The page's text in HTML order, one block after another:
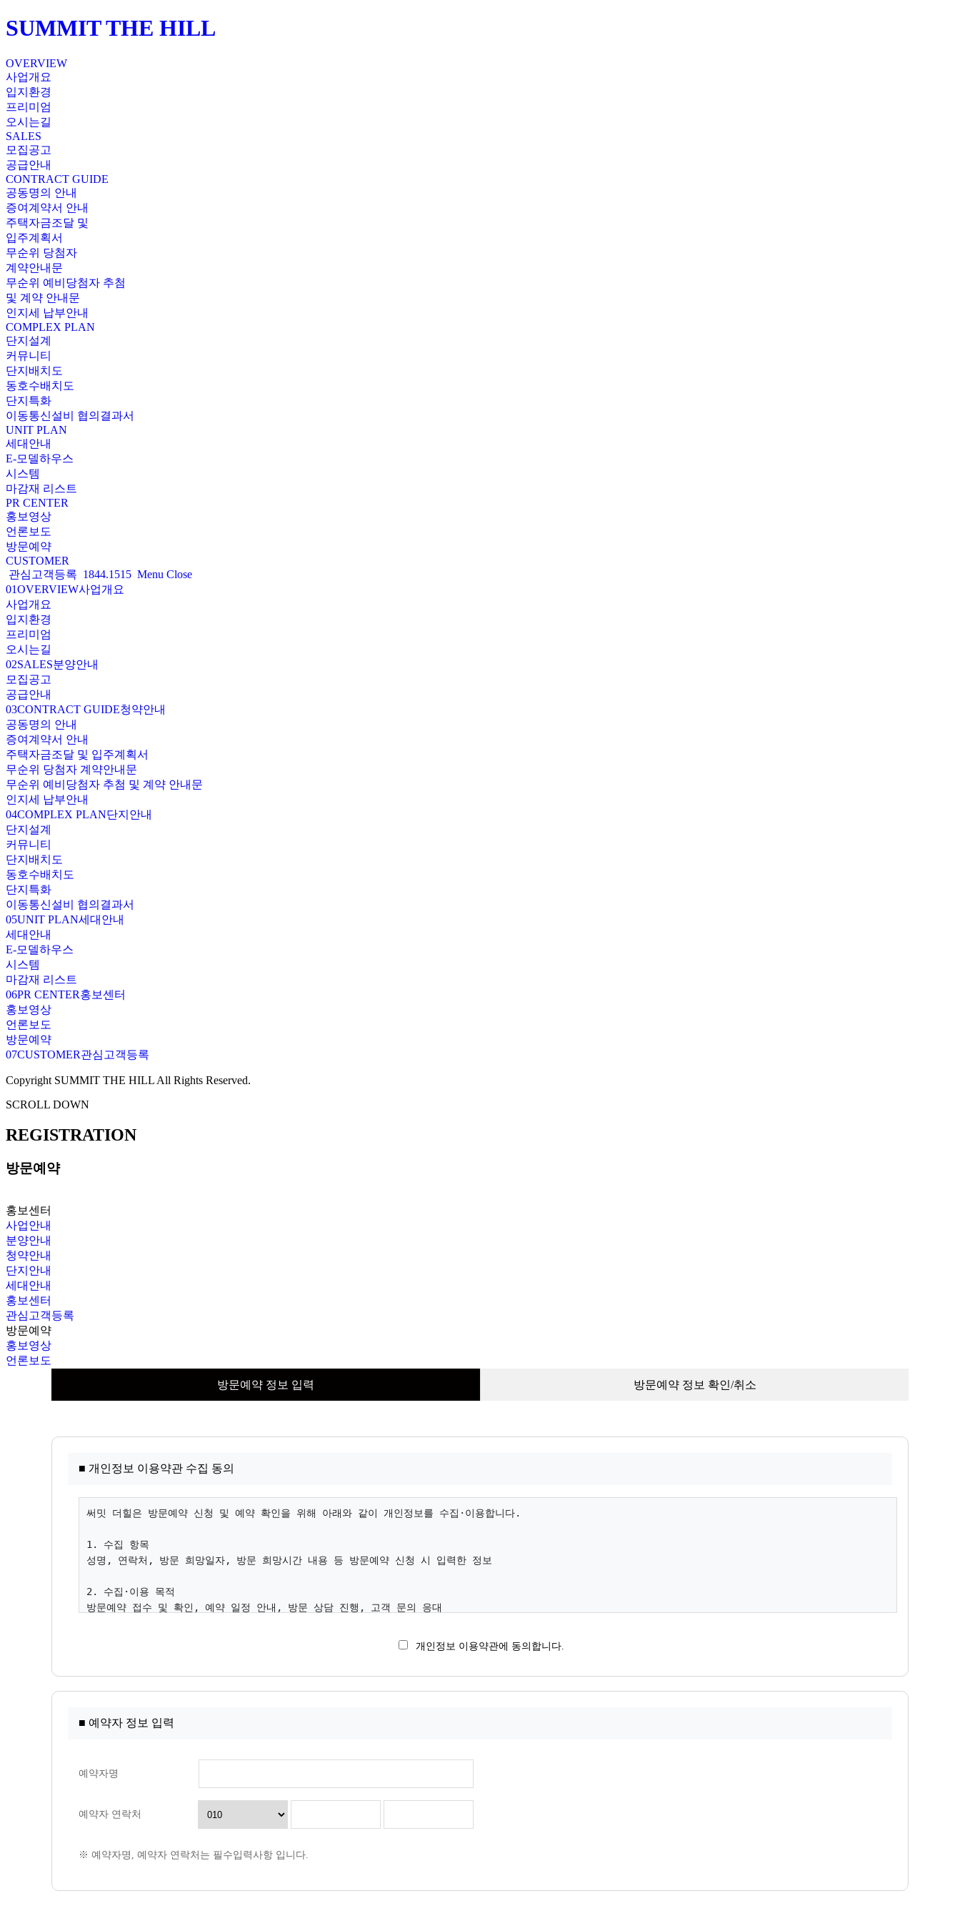
SUMMIT THE HILL
OVERVIEW
사업개요
입지환경
프리미엄
오시는길
SALES
모집공고
공급안내
CONTRACT GUIDE
공동명의 안내
증여계약서 안내
주택자금조달 및
입주계획서
무순위 당첨자
계약안내문
무순위 예비당첨자 추첨
및 계약 안내문
인지세 납부안내
COMPLEX PLAN
단지설계
커뮤니티
단지배치도
동호수배치도
단지특화
이동통신설비 협의결과서
UNIT PLAN
세대안내
E-모델하우스
시스템
마감재 리스트
PR CENTER
홍보영상
언론보도
방문예약
CUSTOMER
관심고객등록 1844.1515 Menu Close
01OVERVIEW사업개요
사업개요
입지환경
프리미엄
오시는길
02SALES분양안내
모집공고
공급안내
03CONTRACT GUIDE청약안내
공동명의 안내
증여계약서 안내
주택자금조달 및 입주계획서
무순위 당첨자 계약안내문
무순위 예비당첨자 추첨 및 계약 안내문
인지세 납부안내
04COMPLEX PLAN단지안내
단지설계
커뮤니티
단지배치도
동호수배치도
단지특화
이동통신설비 협의결과서
05UNIT PLAN세대안내
세대안내
E-모델하우스
시스템
마감재 리스트
06PR CENTER홍보센터
홍보영상
언론보도
방문예약
07CUSTOMER관심고객등록
Copyright SUMMIT THE HILL All Rights Reserved.
SCROLL DOWN
REGISTRATION
방문예약
홍보센터
사업안내
분양안내
청약안내
단지안내
세대안내
홍보센터
관심고객등록
방문예약
홍보영상
언론보도
방문예약 정보 입력
방문예약 정보 확인/취소
■ 개인정보 이용약관 수집 동의
개인정보 이용약관에 동의합니다.
■ 예약자 정보 입력
예약자명
예약자 연락처
※ 예약자명, 예약자 연락처는 필수입력사항 입니다.